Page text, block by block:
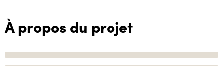
À propos du projet